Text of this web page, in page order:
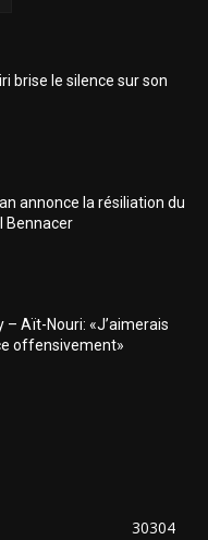
brise le silence sur son
annonce la résiliation du
Bennacer
– Aït-Nouri: «J’aimerais
offensivement»
30304